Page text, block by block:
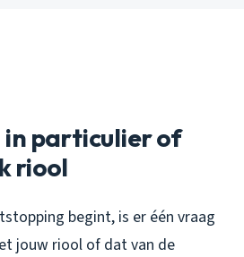
in particulier of
riool
begint, is er één vraag
jouw riool of dat van de